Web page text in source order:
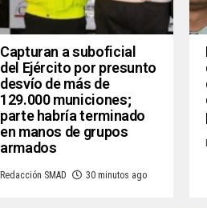
Capturan a suboficial
del Ejército por presunto
desvío de más de
129.000 municiones;
parte habría terminado
en manos de grupos
armados
Redacción SMAD 30 minutos ago